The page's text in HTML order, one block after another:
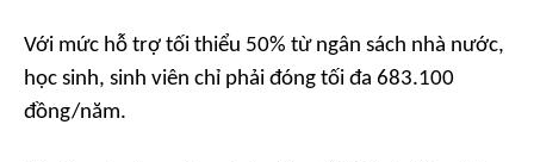
Với mức hỗ trợ tối thiểu 50% từ ngân sách nhà nước,
học sinh, sinh viên chỉ phải đóng tối đa 683.100
đồng/năm.